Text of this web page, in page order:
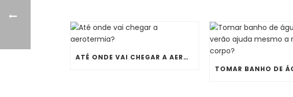
ATÉ ONDE VAI CHEGAR A AEROTERMIA?